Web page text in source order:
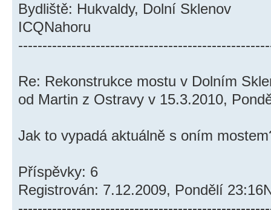
Bydliště: Hukvaldy, Dolní Sklenov
ICQNahoru
Re: Rekonstrukce mostu v Dolním
od Martin z Ostravy v 15.3.2010,
Jak to vypadá aktuálně s oním
Příspěvky: 6
Registrován: 7.12.2009, Pondělí